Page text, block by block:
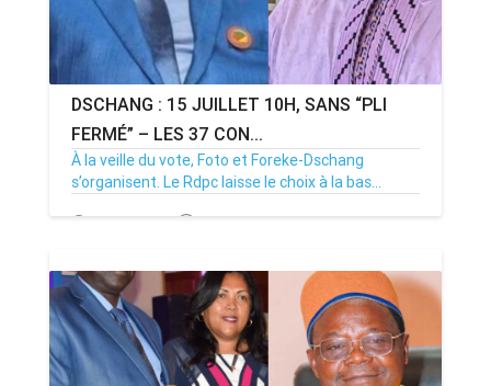
DSCHANG : 15 JUILLET 10H, SANS “PLI
FERMÉ” – LES 37 CON...
À la veille du vote, Foto et Foreke-Dschang
s’organisent. Le Rdpc laisse le choix à la bas...
14/07/26 Par MenouActu 0